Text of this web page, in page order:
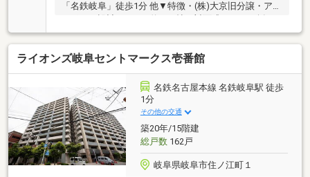
「名鉄岐阜」徒歩1分 他▼特徴・(株)大京旧分譲・アウ
用・キッチン横の洗面室と主寝室を繋ぐWIC・ウッド
デッキ仕様の南向きバルコニー・ホールにマルチスト
ッカー有・ペット飼育可(規約有)▼設備・床暖房
(LD)・浴室乾燥機▼2026年6月室内リフォーム済【交
換】キッチン浄水器一体型水栓、シャワーヘッド、ト
イレ 等【張替】天井・壁クロス、CF(トイレ)■ ご希望
の住まい探しをお手伝いします ━━━━━・・・物件
の詳細・ご相談はお気軽にお問い合わせください。
ライオンズ岐阜セントマークス壱番館
名鉄名古屋本線 名鉄岐阜駅 徒歩
1分
その他の交通
築20年/15階建
総戸数162戸
岐阜県岐阜市住ノ江町１